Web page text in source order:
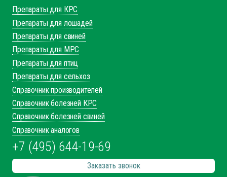
Препараты для КРС
Препараты для лошадей
Препараты для свиней
Препараты для МРС
Препараты для птиц
Препараты для сельхоз
Справочник производителей
Справочник болезней КРС
Справочник болезней свиней
Справочник аналогов
+7 (495) 644-19-69
Заказать звонок